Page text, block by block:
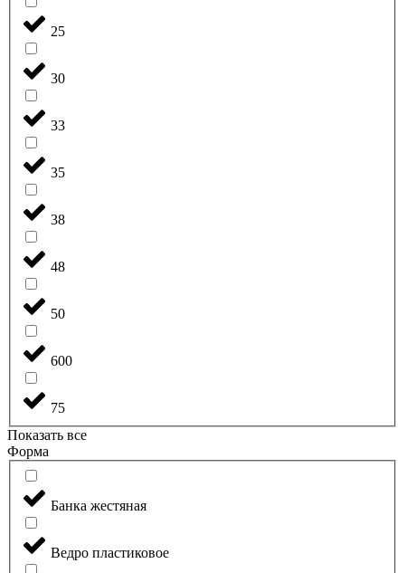
25
30
33
35
38
48
50
600
75
Показать все
Форма
Банка жестяная
Ведро пластиковое